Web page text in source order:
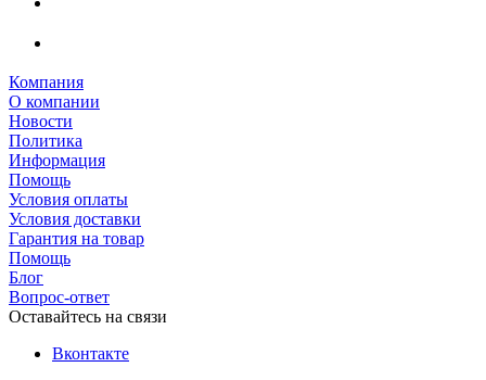
Компания
О компании
Новости
Политика
Информация
Помощь
Условия оплаты
Условия доставки
Гарантия на товар
Помощь
Блог
Вопрос-ответ
Оставайтесь на связи
Вконтакте